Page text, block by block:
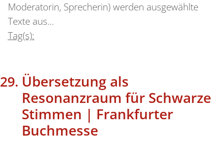
Moderatorin, Sprecherin) werden ausgewählte
Texte aus…
Tag(s):
Übersetzung als
Resonanzraum für Schwarze
Stimmen | Frankfurter
Buchmesse